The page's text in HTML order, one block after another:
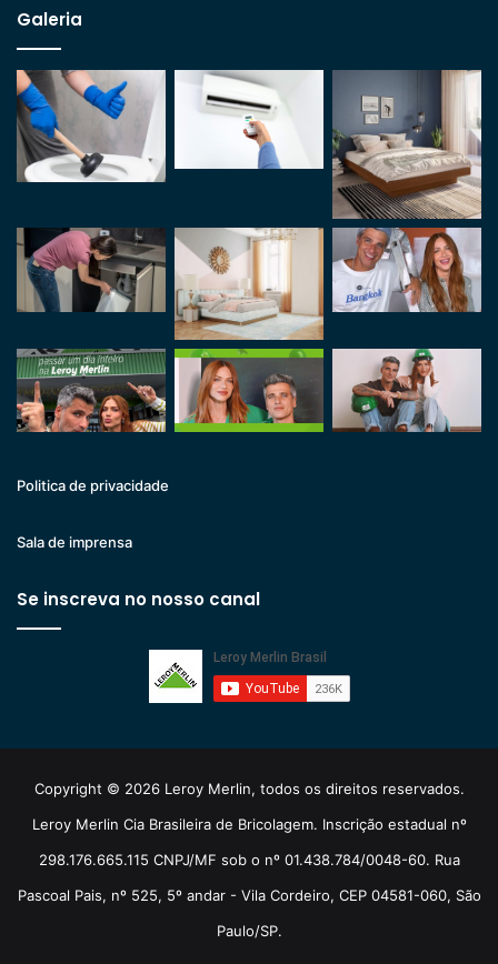
Galeria
Politica de privacidade
Sala de imprensa
Se inscreva no nosso canal
Copyright © 2026 Leroy Merlin, todos os direitos reservados.
Leroy Merlin Cia Brasileira de Bricolagem. Inscrição estadual nº
298.176.665.115 CNPJ/MF sob o nº 01.438.784/0048-60. Rua
Pascoal Pais, nº 525, 5º andar - Vila Cordeiro, CEP 04581-060, São
Paulo/SP.